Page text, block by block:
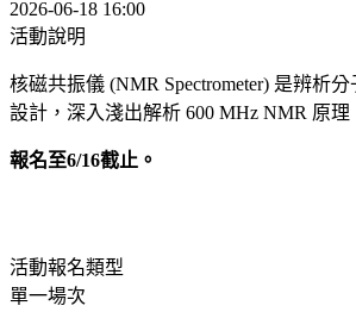
2026-06-18 16:00
活動說明
核磁共振儀 (NMR Spectrometer) 是辨析
設計，深入淺出解析 600 MHz NMR 原
報名至6/16截止。
活動報名類型
單一場次